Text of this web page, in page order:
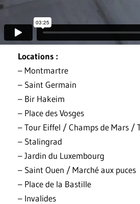
Locations :
– Montmartre
– Saint Germain
– Bir Hakeim
– Place des Vosges
– Tour Eiffel / Champs de Mars /
– Stalingrad
– Jardin du Luxembourg
– Saint Ouen / Marché aux puces
– Place de la Bastille
– Invalides